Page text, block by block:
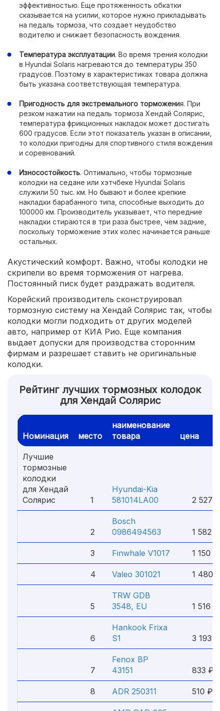
эффективностью. Еще протяженность обкатки
сказывается на усилии, которое нужно прикладывать
на педаль тормоза, что создает неудобство
водителю и снижает безопасность вождения.
Температура эксплуатации. Во время трения колодки
в Hyundai Solaris нагреваются до температуры 350
градусов. Поэтому в характеристиках товара должна
быть указана соответствующая температура.
Пригодность для экстремального торможения. При
резком нажатии на педаль тормоза Хендай Солярис,
температура фрикционных накладок может достигать
600 градусов. Если этот показатель указан в описании,
то колодки пригодны для спортивного стиля вождения
и соревнований.
Износостойкость. Оптимально, чтобы тормозные
колодки на седане или хэтчбеке Hyundai Solaris
служили 50 тыс. км. Но бывают и более крепкие
накладки барабанного типа, способные выходить до
100000 км. Производитель указывает, что передние
накладки стираются в три раза быстрее, чем задние,
поскольку торможение этих колес начинается раньше
остальных.
Акустический комфорт. Важно, чтобы колодки не
скрипели во время торможения от нагрева.
Постоянный писк будет раздражать водителя.
Корейский производитель сконструировал
тормозную систему на Хендай Солярис так, чтобы
колодки могли подходить от других моделей
авто, например от КИА Рио. Еще компания
выдает допуски для производства сторонним
фирмам и разрешает ставить не оригинальные
колодки.
Рейтинг лучших тормозных колодок
для Хендай Солярис
Номинация место
наименование
товара
цена
Лучшие
тормозные
колодки
для Хендай
Солярис
1
Hyundai-Kia
581014LA00
2 527 ₽
2
Bosch
0986494563
1 582 ₽
3 Finwhale V1017 1 150 ₽
4 Valeo 301021 1 480
5
TRW GDB
3548, EU
1 516 ₽
6
Hankook Frixa
S1
3 193 ₽
7
Fenox BP
43151
833 ₽
8 ADR 250311 510 ₽